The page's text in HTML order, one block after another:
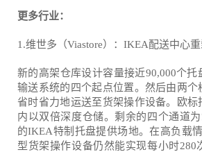
更多行业：
1.维世多（Viastore）：IKEA配送中心
新的高架仓库设计容量接近90,000个托
输送系统的四个起点位置。然后由两个
省时省力地运送至货架操作设备。欧标
内以双倍深度仓储。剩余的四个通道
的IKEA特制托盘提供场地。在高负载
型货架操作设备仍然能实现每小时280